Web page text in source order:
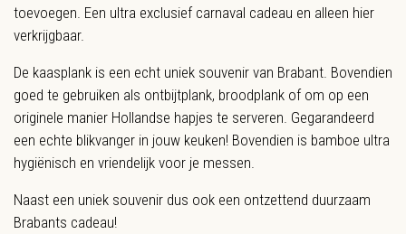
toevoegen. Een ultra exclusief carnaval cadeau en alleen hier
verkrijgbaar.
De kaasplank is een echt uniek souvenir van Brabant. Bovendien
goed te gebruiken als ontbijtplank, broodplank of om op een
originele manier Hollandse hapjes te serveren. Gegarandeerd
een echte blikvanger in jouw keuken! Bovendien is bamboe ultra
hygiënisch en vriendelijk voor je messen.
Naast een uniek souvenir dus ook een ontzettend duurzaam
Brabants cadeau!